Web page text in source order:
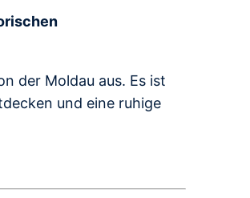
der Moldau aus. Es ist
und eine ruhige